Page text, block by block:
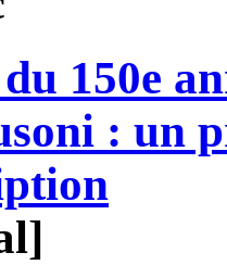
150e
: un